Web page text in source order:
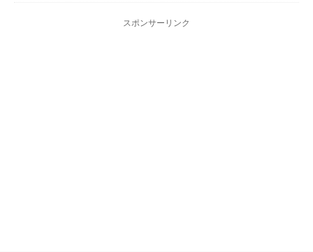
スポンサーリンク